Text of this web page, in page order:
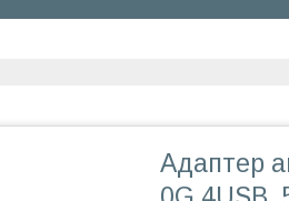
Адаптер